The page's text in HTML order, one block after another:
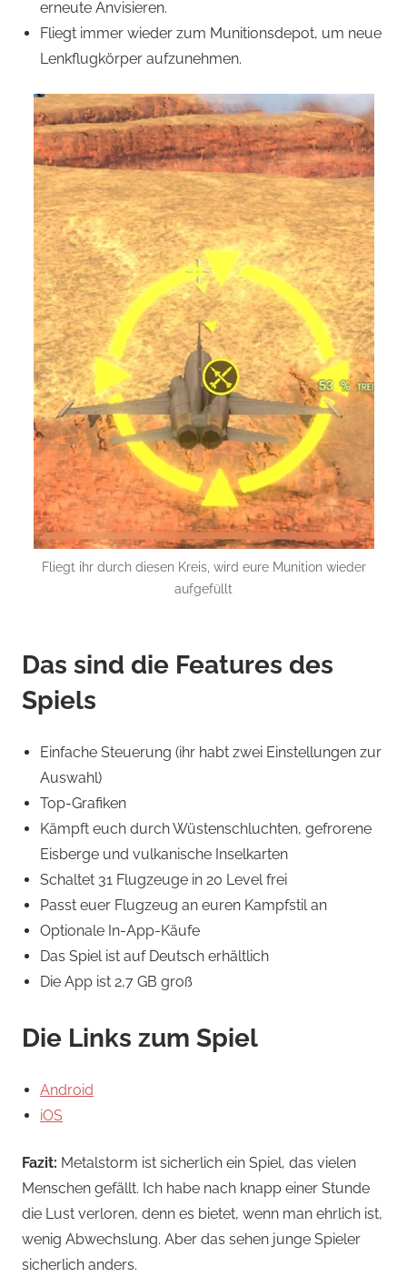
erneute Anvisieren.
Fliegt immer wieder zum Munitionsdepot, um neue
Lenkflugkörper aufzunehmen.
Fliegt ihr durch diesen Kreis, wird eure Munition wieder
aufgefüllt
Das sind die Features des
Spiels
Einfache Steuerung (ihr habt zwei Einstellungen zur
Auswahl)
Top-Grafiken
Kämpft euch durch Wüstenschluchten, gefrorene
Eisberge und vulkanische Inselkarten
Schaltet 31 Flugzeuge in 20 Level frei
Passt euer Flugzeug an euren Kampfstil an
Optionale In-App-Käufe
Das Spiel ist auf Deutsch erhältlich
Die App ist 2,7 GB groß
Die Links zum Spiel
Android
iOS
Fazit: Metalstorm ist sicherlich ein Spiel, das vielen
Menschen gefällt. Ich habe nach knapp einer Stunde
die Lust verloren, denn es bietet, wenn man ehrlich ist,
wenig Abwechslung. Aber das sehen junge Spieler
sicherlich anders.